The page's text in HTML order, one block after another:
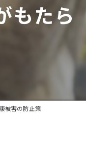
もたら
被害の防止策